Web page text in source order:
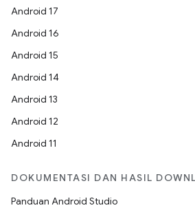
Android 17
Android 16
Android 15
Android 14
Android 13
Android 12
Android 11
DOKUMENTASI DAN HASIL
Panduan Android Studio